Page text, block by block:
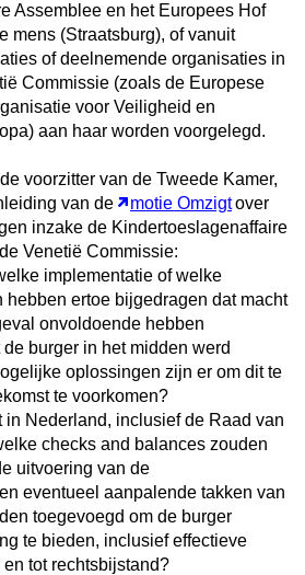
Assemblee en het Europees Hof
mens (Straatsburg), of vanuit
of deelnemende organisaties in
Commissie (zoals de Europese
voor Veiligheid en
aan haar worden voorgelegd.
voorzitter van de Tweede Kamer,
van de
motie Omzigtover
inzake de Kindertoeslagenaffaire
Venetië Commissie:
implementatie of welke
hebben ertoe bijgedragen dat macht
onvoldoende hebben
burger in het midden werd
oplossingen zijn er om dit te
te voorkomen?
in Nederland, inclusief de Raad van
checks and balances zouden
uitvoering van de
eventueel aanpalende takken van
toegevoegd om de burger
te bieden, inclusief effectieve
tot rechtsbijstand?